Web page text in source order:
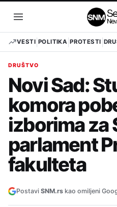
sadržaj
Otvori
meni
VESTI POLITIKA PROTESTI
DRUŠTVO
Novi Sad:
komora
izborima za
parlament
fakulteta
Postavi SNM.rs kao omiljeni